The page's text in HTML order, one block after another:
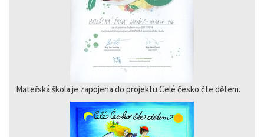
Mateřská škola je zapojena do projektu Celé česko čte dětem.